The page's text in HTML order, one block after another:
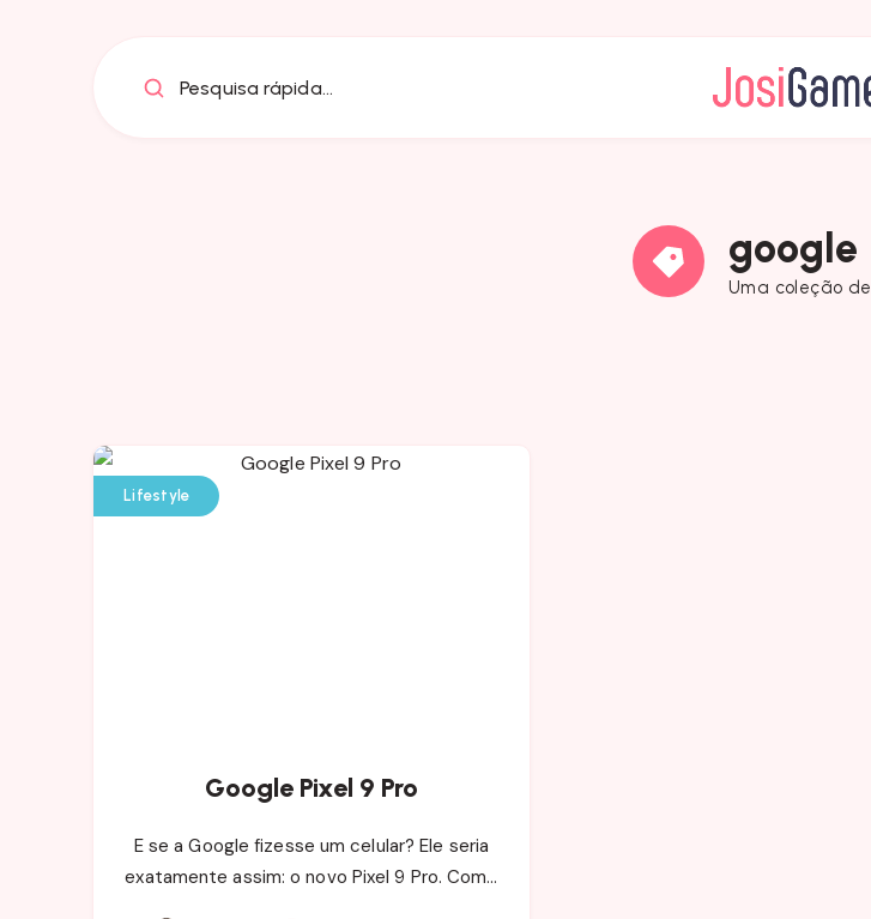
Pesquisa rápida...
google
Uma coleção de
Lifestyle
Google Pixel 9 Pro
E se a Google fizesse um celular? Ele seria
exatamente assim: o novo Pixel 9 Pro. Com…